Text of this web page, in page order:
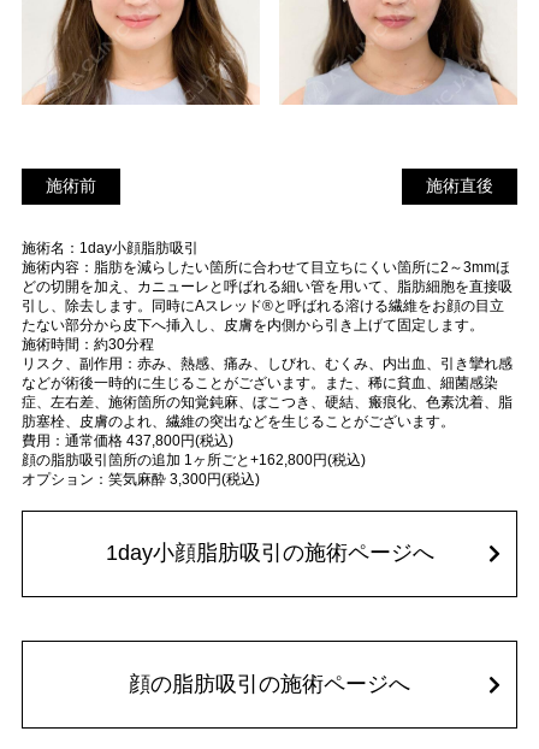
後
施術前 施術直後
施術名：1day小顔脂肪吸引
施術内容：脂肪を減らしたい箇所に合わせて目立ちにくい箇所に2～3mmほ
どの切開を加え、カニューレと呼ばれる細い管を用いて、脂肪細胞を直接吸
引し、除去します。同時にAスレッド®と呼ばれる溶ける繊維をお顔の目立
たない部分から皮下へ挿入し、皮膚を内側から引き上げて固定します。
施術時間：約30分程
リスク、副作用：赤み、熱感、痛み、しびれ、むくみ、内出血、引き攣れ感
などが術後一時的に生じることがございます。また、稀に貧血、細菌感染
症、左右差、施術箇所の知覚鈍麻、ぼこつき、硬結、瘢痕化、色素沈着、脂
肪塞栓、皮膚のよれ、繊維の突出などを生じることがございます。
費用：通常価格 437,800円(税込)
顔の脂肪吸引箇所の追加 1ヶ所ごと+162,800円(税込)
オプション：笑気麻酔 3,300円(税込)
1day小顔脂肪吸引の施術ページへ
顔の脂肪吸引の施術ページへ